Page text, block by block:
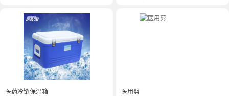
医药冷链保温箱
医用剪